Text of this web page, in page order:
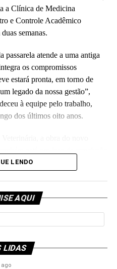
Ufac)
a Clínica de Medicina
e Controle Acadêmico
semanas.
passarela atende a uma antiga
os compromissos
estará pronta, em torno de
legado da nossa gestão”,
à equipe pelo trabalho,
dos últimos oito anos.
LENDO
AQUI
LIDAS
ago